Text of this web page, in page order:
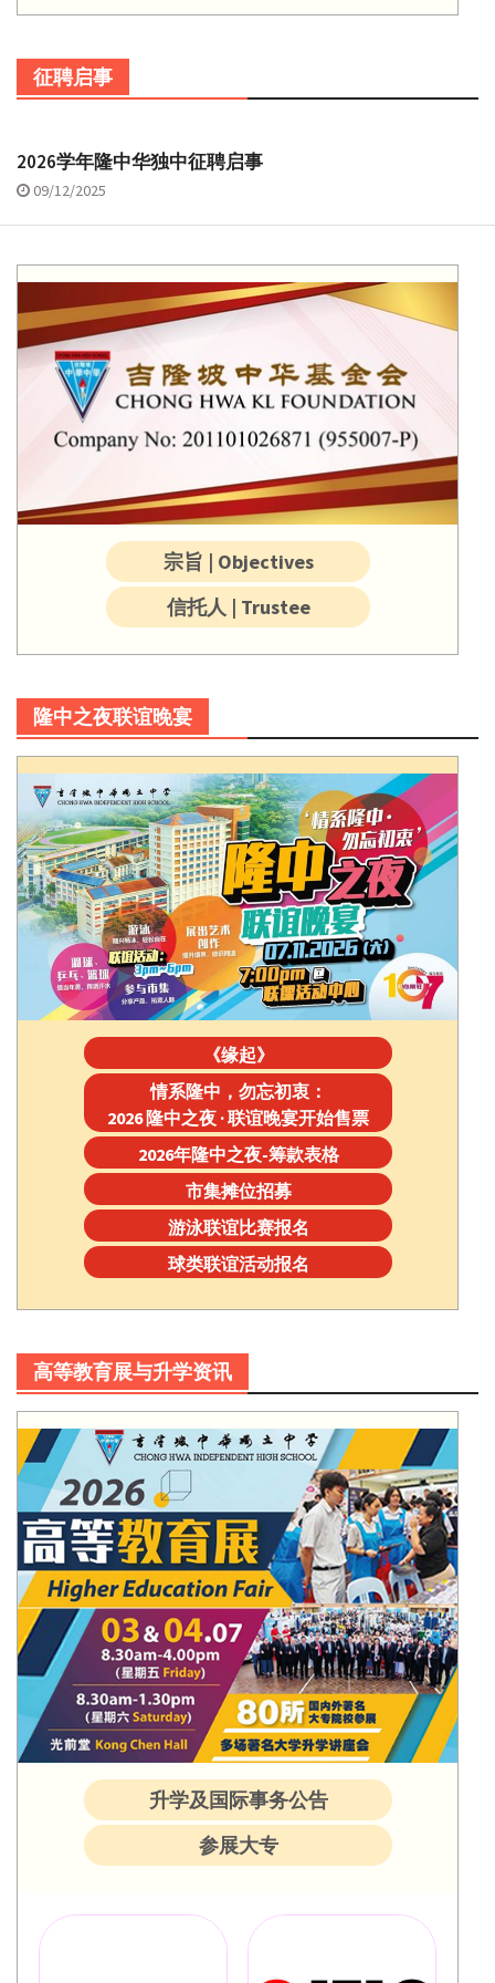
征聘启事
2026学年隆中华独中征聘启事
09/12/2025
宗旨 | Objectives
信托人 | Trustee
隆中之夜联谊晚宴
《缘起》
情系隆中，勿忘初衷：
2026 隆中之夜 · 联谊晚宴开始售票
2026年隆中之夜-筹款表格
市集摊位招募
游泳联谊比赛报名
球类联谊活动报名
高等教育展与升学资讯
升学及国际事务公告
参展大专